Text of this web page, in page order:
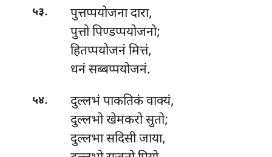
५३. पुत्तप्पयोजनादारा,
पुत्तो पिण्डप्पयोजनो;
हितप्पयोजनं मित्तं,
धनं सब्बप्पयोजनं.
५४. दुल्लभंपाकतिकं वाक्यं,
दुल्लभो खेमकरो सुतो;
दुल्लभा सदिसी जाया,